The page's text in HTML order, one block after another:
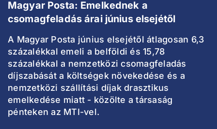
Magyar Posta: Emelkednek a
csomagfeladás árai június elsejétől
A Magyar Posta június elsejétől átlagosan 6,3
százalékkal emeli a belföldi és 15,78
százalékkal a nemzetközi csomagfeladás
díjszabását a költségek növekedése és a
nemzetközi szállítási díjak drasztikus
emelkedése miatt - közölte a társaság
pénteken az MTI-vel.